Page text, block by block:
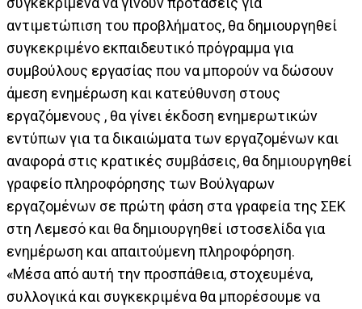
αντιμετώπιση του προβλήματος, θα δημιουργηθεί
συγκεκριμένο εκπαιδευτικό πρόγραμμα για
συμβούλους εργασίας που να μπορούν να δώσουν
άμεση ενημέρωση και κατεύθυνση στους
εργαζόμενους , θα γίνει έκδοση ενημερωτικών
εντύπων για τα δικαιώματα των εργαζομένων και
αναφορά στις κρατικές συμβάσεις, θα δημιουργηθεί
γραφείο πληροφόρησης των Βούλγαρων
εργαζομένων σε πρώτη φάση στα γραφεία της ΣΕΚ
στη Λεμεσό και θα δημιουργηθεί ιστοσελίδα για
ενημέρωση και απαιτούμενη πληροφόρηση.
«Μέσα από αυτή την προσπάθεια, στοχευμένα,
συλλογικά και συγκεκριμένα θα μπορέσουμε να